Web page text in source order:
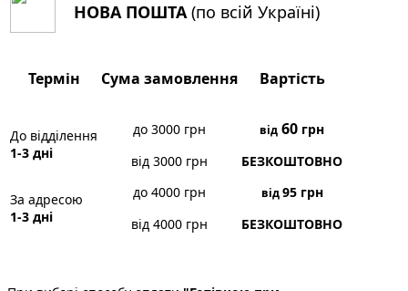
НОВА ПОШТА(по всій Україні)
Термін Сума замовлення Вартість
До відділення
1-3 дні
до 3000 грн від 60 грн
від 3000 грн
БЕЗКОШТОВНО
За адресою
1-3 дні
до 4000 грн від95грн
від 4000 грн
БЕЗКОШТОВНО